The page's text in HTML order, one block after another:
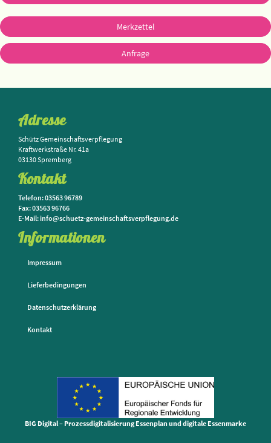
Merkzettel
Anfrage
Adresse
Schütz Gemeinschaftsverpflegung
Kraftwerkstraße Nr. 41a
03130 Spremberg
Kontakt
Telefon: 03563 96789
Fax: 03563 96766
E-Mail: info@schuetz-gemeinschaftsverpflegung.de
Informationen
Impressum
Lieferbedingungen
Datenschutzerklärung
Kontakt
BIG Digital – Prozessdigitalisierung Essenplan und digitale Essenmarke